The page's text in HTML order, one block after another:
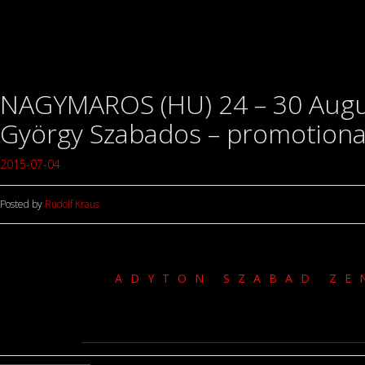
NAGYMAROS (HU) 24 – 30
György Szabados –
2015-07-04
Posted by Rudolf Kraus
ADYTON SZABAD